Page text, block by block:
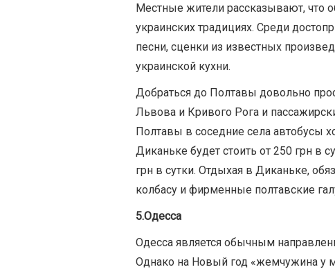
Местные жители рассказывают, что
украинских традициях. Среди
песни, сценки из известных
украинской кухни.
Добраться до Полтавы довольно
Львова и Кривого Рога и
Полтавы в соседние села автобусы
Диканьке будет стоить от 250 грн в
грн в сутки. Отдыхая в Диканьке,
колбасу и фирменные полтавские
5.Одесса
Одесса является обычным
Однако на Новый год «жемчужина у